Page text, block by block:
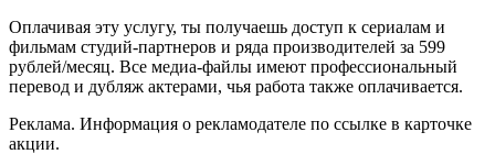
Оплачивая эту услугу, ты получаешь доступ к сериалам и
фильмам студий-партнеров и ряда производителей за 599
рублей/месяц. Все медиа-файлы имеют профессиональный
перевод и дубляж актерами, чья работа также оплачивается.
Реклама. Информация о рекламодателе по ссылке в карточке
акции.